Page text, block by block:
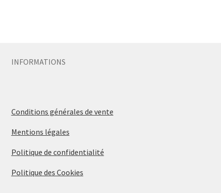
INFORMATIONS
Conditions générales de vente
Mentions légales
Politique de confidentialité
Politique des Cookies